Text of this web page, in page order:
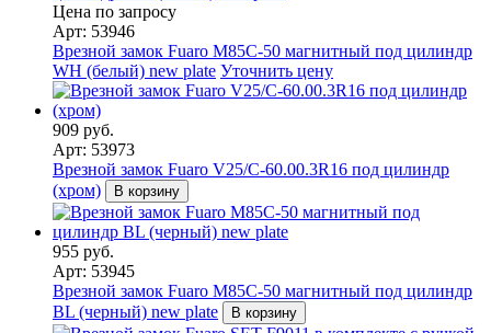
Цена по запросу
Арт: 53946
Врезной замок Fuaro M85C-50 магнитный под цилиндр
WH (белый) new plate Уточнить цену
909 руб.
Арт: 53973
Врезной замок Fuaro V25/C-60.00.3R16 под цилиндр
(хром)
В корзину
955 руб.
Арт: 53945
Врезной замок Fuaro M85C-50 магнитный под цилиндр
BL (черный) new plate
В корзину